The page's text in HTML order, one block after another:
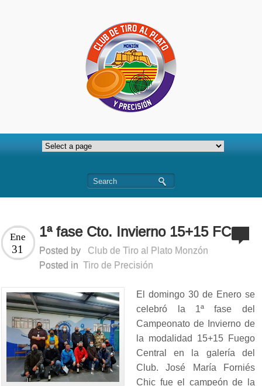
1ª fase Cto. Invierno 15+15 FC
Ene
31 Posted by
Club de Tiro al Plato Monzón
Posted in Tiro de Precisión
El domingo 30 de Enero se
celebró la 1ª fase del
Campeonato de Invierno de
la modalidad 15+15 Fuego
Central en la galería del
Club. José María Forniés
Chic fue el campeón de la